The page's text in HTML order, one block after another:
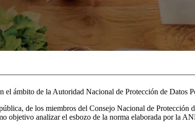
el ámbito de la Autoridad Nacional de Protección de Datos
de los miembros del Consejo Nacional de Protección
objetivo analizar el esbozo de la norma elaborada por la